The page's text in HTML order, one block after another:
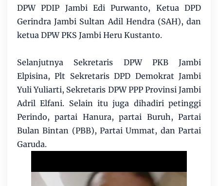
DPW PDIP Jambi Edi Purwanto, Ketua DPD
Gerindra Jambi Sultan Adil Hendra (SAH), dan
ketua DPW PKS Jambi Heru Kustanto.
Selanjutnya Sekretaris DPW PKB Jambi
Elpisina, Plt Sekretaris DPD Demokrat Jambi
Yuli Yuliarti, Sekretaris DPW PPP Provinsi Jambi
Adril Elfani. Selain itu juga dihadiri petinggi
Perindo, partai Hanura, partai Buruh, Partai
Bulan Bintan (PBB), Partai Ummat, dan Partai
Garuda.